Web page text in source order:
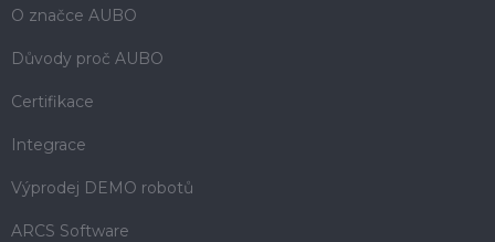
O značce AUBO
Důvody proč AUBO
Certifikace
Integrace
Výprodej DEMO robotů
ARCS Software